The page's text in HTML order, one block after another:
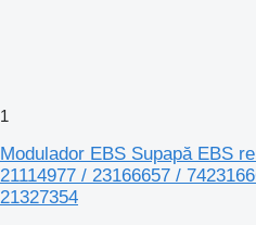
1
Modulador EBS Supapă EBS
21114977 / 23166657 /
21327354